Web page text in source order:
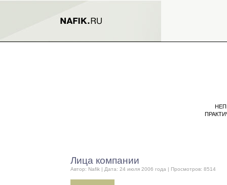
Лица компании
Автор: Nafik | Дата: 24 июля 2006 года | Просмотров: 8514